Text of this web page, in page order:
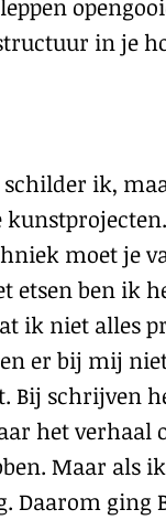
in je
ik,
moet je
etsen ben ik
ik niet alles
er bij mij
Bij schrijven
het verhaal
Maar als
Daarom ging